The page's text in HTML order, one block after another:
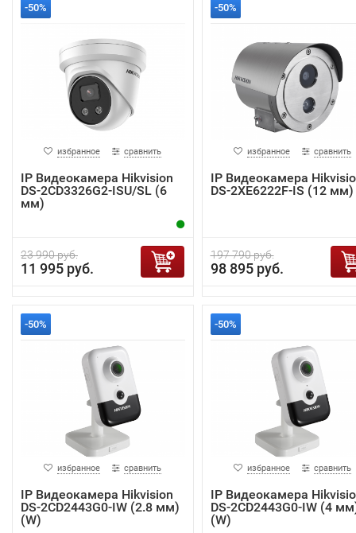
-50%
избранное сравнить
IP Видеокамера Hikvision
DS-2CD3326G2-ISU/SL (6
мм)
23 990 руб.
11 995 руб.
-50%
избранное сравнить
IP Видеокамера
DS-2XE6222F-IS (12 мм)
197 790 руб.
98 895 руб.
-50%
избранное сравнить
IP Видеокамера Hikvision
DS-2CD2443G0-IW (2.8 мм)
(W)
-50%
избранное сравнить
IP Видеокамера
DS-2CD2443G0-IW (4
(W)